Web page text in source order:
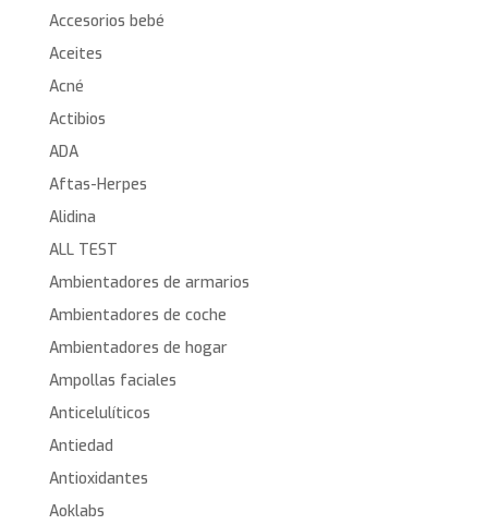
Accesorios bebé
Aceites
Acné
Actibios
ADA
Aftas-Herpes
Alidina
ALL TEST
Ambientadores de armarios
Ambientadores de coche
Ambientadores de hogar
Ampollas faciales
Anticelulíticos
Antiedad
Antioxidantes
Aoklabs